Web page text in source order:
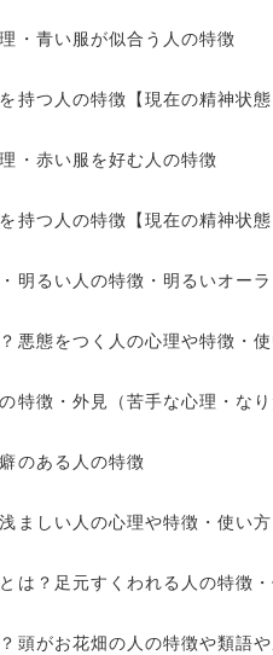
・青い服が似合う人の特徴
持つ人の特徴【現在の精神状態
・赤い服を好む人の特徴
持つ人の特徴【現在の精神状態
明るい人の特徴・明るいオー
悪態をつく人の心理や特徴・
特徴・外見（苦手な心理・なり
のある人の特徴
ましい人の心理や特徴・使い
は？足元すくわれる人の特徴
頭がお花畑の人の特徴や類語